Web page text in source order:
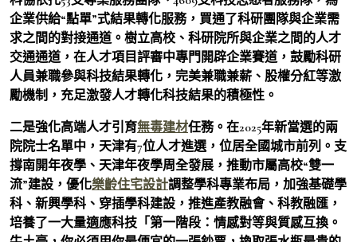
企業供給“點單”式結果轉化服務，買通了科研團隊與企業需
求之間的對接通道。樹立高校、科研院所與企業之間的人才
交通通道，在人才項目評審中專門開辟企業賽道，鼓勵科研
人員兼職參與科技結果轉化，完美兼職兼薪、股權分紅等激
勵機制，充足激發人才轉化科技結果的積極性。
二是強化高端人才引育無毒建材任務。在2025年新當選的兩
院院士名單中，天津有7位人才進選，位居全國城市前列。支
撐南開年夜學、天津年夜學周全發展，推動市屬高校“雙一
流”建設，優化樂齡住宅設計調整學科專業布局，加強基礎學
科、新興學科、穿插學科建設，推進產教融會、科教融匯，
培養了一大量適應科技「第一階段：情感對等與質感互換。